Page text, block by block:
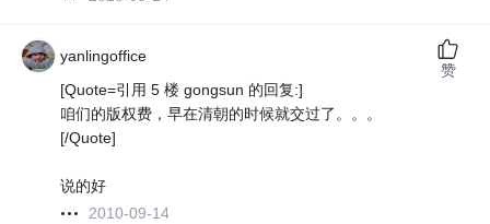
yanlingoffice
[Quote=引用 5 楼 gongsun 的回复:]
咱们的版权费，早在清朝的时候就交过了。。。
[/Quote]
说的好
2010-09-14
赞